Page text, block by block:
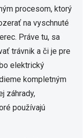
procesom, ktorý
na vyschnuté
Práve tu, sa
trávnik a či je pre
elektrický
kompletným
záhrady,
používajú